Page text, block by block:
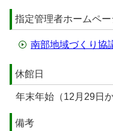
指定管理者ホームペー
南部地域づくり協
休館日
年末年始（12月29日
備考